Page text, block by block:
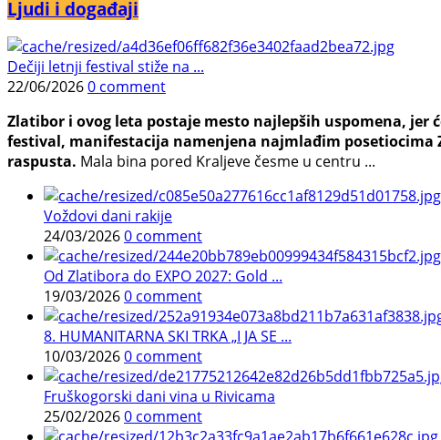
Ljudi i događaji
Dečiji letnji festival stiže na ...
22/06/20260 comment
Zlatibor i ovog leta postaje mesto najlepših uspomena, jer
festival, manifestacija namenjena najmlađim
raspusta. Mala bina pored Kraljeve česme u centru ...
Voždovi dani rakije
24/03/20260 comment
Od Zlatibora do EXPO 2027: Gold ...
19/03/20260 comment
8. HUMANITARNA SKI TRKA „I JA SE ...
10/03/20260 comment
Fruškogorski dani vina u Rivicama
25/02/20260 comment